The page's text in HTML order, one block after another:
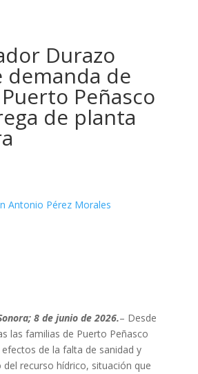
Durazo
demanda de
Peñasco
de planta
Antonio Pérez Morales
8 de junio de 2026.– Desde
las familias de Puerto Peñasco
de la falta de sanidad y
recurso hídrico, situación que